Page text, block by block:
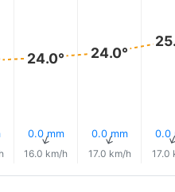
24.0°
0.0 mm
↑
16.0 km/h
24.0°
0.0 mm
↑
17.0 km/h
0.0
17.0